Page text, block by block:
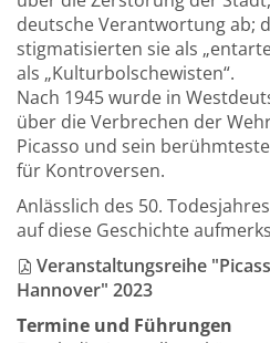
deutsche Verantwortung ab;
stigmatisierten sie als
als „Kulturbolschewisten“.
Nach 1945 wurde in
über die Verbrechen der
Picasso und sein
für Kontroversen.
Anlässlich des 50.
auf diese Geschichte
Veranstaltungsreihe
Hannover" 2023
Termine und Führungen